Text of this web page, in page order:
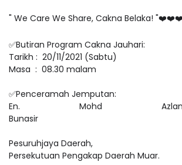
" We Care We Share, Cakna Belaka! "❤❤❤
✅Butiran Program Cakna Jauhari:
Tarikh : 20/11/2021 (Sabtu)
Masa : 08.30 malam
✅Penceramah Jemputan:
En. Mohd
Bunasir
Pesuruhjaya Daerah,
Persekutuan Pengakap Daerah Muar.